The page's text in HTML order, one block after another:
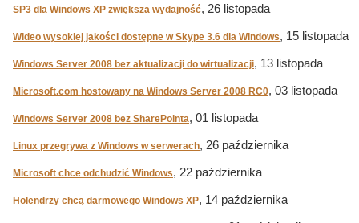
SP3 dla Windows XP zwiększa wydajność, 26 listopada
Wideo wysokiej jakości dostępne w Skype 3.6 dla Windows, 15 listopada
Windows Server 2008 bez aktualizacji do wirtualizacji, 13 listopada
Microsoft.com hostowany na Windows Server 2008 RC0, 03 listopada
Windows Server 2008 bez SharePointa, 01 listopada
Linux przegrywa z Windows w serwerach, 26 października
Microsoft chce odchudzić Windows, 22 października
Holendrzy chcą darmowego Windows XP, 14 października